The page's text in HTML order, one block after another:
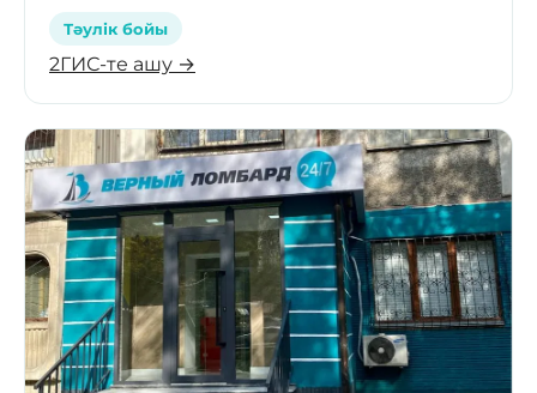
Тәулік бойы
2ГИС-те ашу →